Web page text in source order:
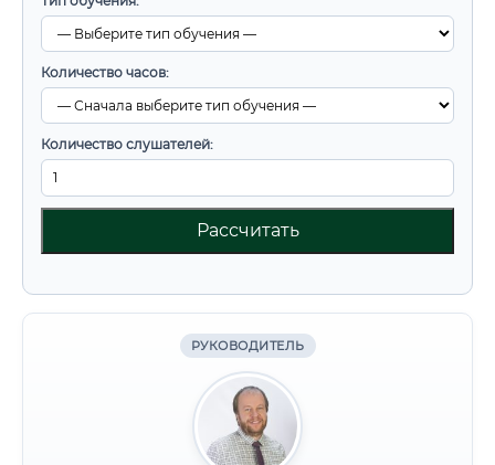
Количество часов:
Количество слушателей:
Рассчитать
РУКОВОДИТЕЛЬ